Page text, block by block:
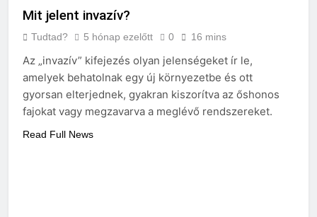
Mit jelent invazív?
Tudtad? 5 hónap ezelőtt 0 16 mins
Az „invazív” kifejezés olyan jelenségeket ír le,
amelyek behatolnak egy új környezetbe és ott
gyorsan elterjednek, gyakran kiszorítva az őshonos
fajokat vagy megzavarva a meglévő rendszereket.
Read Full News